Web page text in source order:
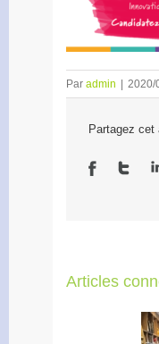
Par admin 2020/
Partagez
Articles